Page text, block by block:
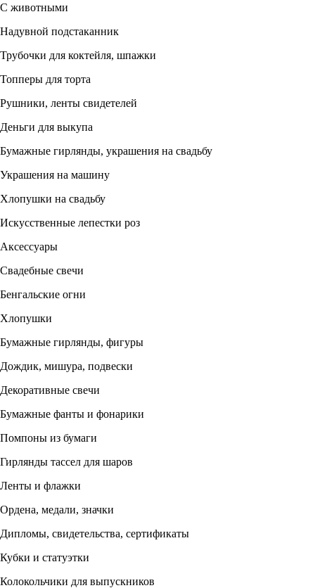
С животными
Надувной подстаканник
Трубочки для коктейля, шпажки
Топперы для торта
Рушники, ленты свидетелей
Деньги для выкупа
Бумажные гирлянды, украшения на свадьбу
Украшения на машину
Хлопушки на свадьбу
Искусственные лепестки роз
Аксессуары
Свадебные свечи
Бенгальские огни
Хлопушки
Бумажные гирлянды, фигуры
Дождик, мишура, подвески
Декоративные свечи
Бумажные фанты и фонарики
Помпоны из бумаги
Гирлянды тассел для шаров
Ленты и флажки
Ордена, медали, значки
Дипломы, свидетельства, сертификаты
Кубки и статуэтки
Колокольчики для выпускников